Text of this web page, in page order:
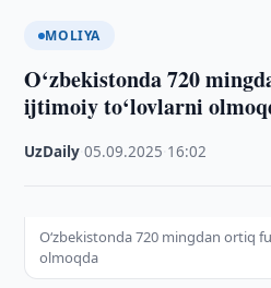
MOLIYA
O‘zbekistonda 720
ijtimoiy to‘lovlarni
UzDaily ·05.09.2025 16:02
O‘zbekistonda 720 mingdan ortiq
olmoqda